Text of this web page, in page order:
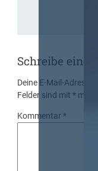
Schreibe einen
Deine E-Mail-
Felder sind mit*
Kommentar*